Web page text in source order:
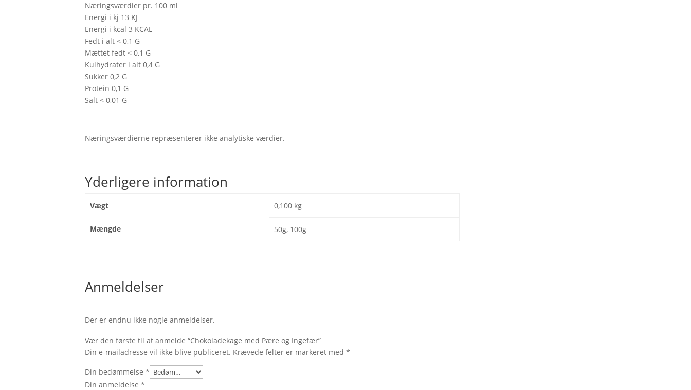
Næringsværdier pr. 100 ml
Energi i kj 13 KJ
Energi i kcal 3 KCAL
Fedt i alt < 0,1 G
Mættet fedt < 0,1 G
Kulhydrater i alt 0,4 G
Sukker 0,2 G
Protein 0,1 G
Salt < 0,01 G
Næringsværdierne repræsenterer ikke analytiske værdier.
Yderligere information
Vægt 0,100 kg
Mængde 50g, 100g
Anmeldelser
Der er endnu ikke nogle anmeldelser.
Vær den første til at anmelde “Chokoladekage med Pære og Ingefær”
Din e-mailadresse vil ikke blive publiceret. Krævede felter er markeret med*
Din bedømmelse*
Din anmeldelse*